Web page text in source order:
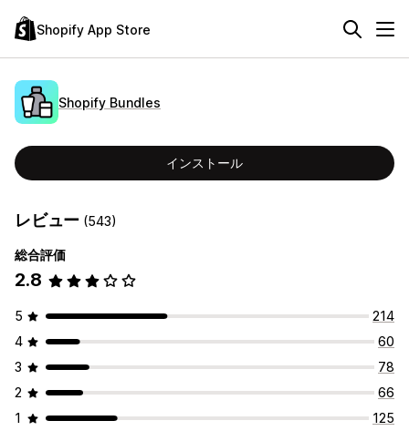
Shopify App Store
Shopify Bundles
インストール
レビュー (543)
総合評価
2.8
5
214
4
60
3
78
2
66
1
125